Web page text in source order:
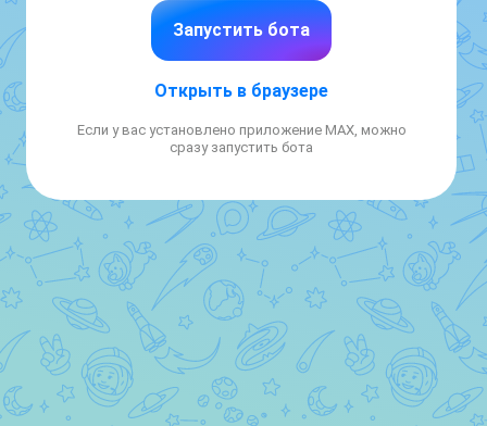
Запустить бота
Открыть в браузере
Если у вас установлено приложение MAX, можно
сразу запустить бота